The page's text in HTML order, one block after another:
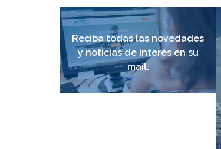
Reciba todas las novedades
y noticias de interés en su
mail.